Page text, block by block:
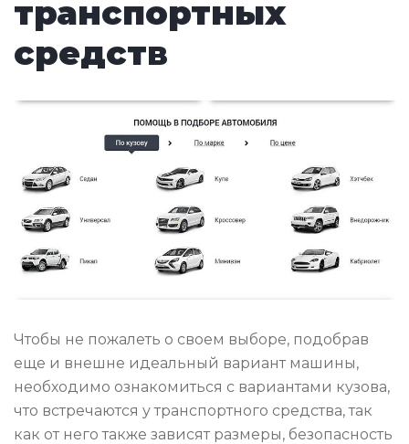
транспортных
средств
Чтобы не пожалеть о своем выборе, подобрав
еще и внешне идеальный вариант машины,
необходимо ознакомиться с вариантами кузова,
что встречаются у транспортного средства, так
как от него также зависят размеры, безопасность